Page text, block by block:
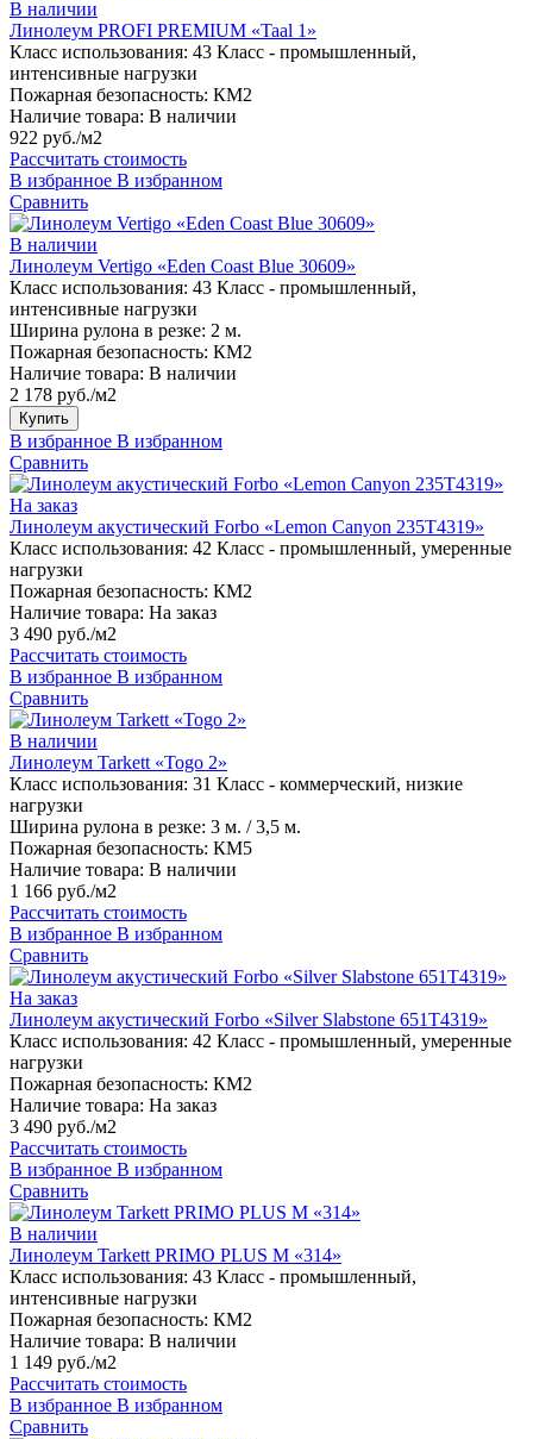
В наличии
Линолеум PROFI PREMIUM «Taal 1»
Класс использования: 43 Класс - промышленный,
интенсивные нагрузки
Пожарная безопасность: КМ2
Наличие товара: В наличии
922 руб./м2
Рассчитать стоимость
В избранное В избранном
Сравнить
В наличии
Линолеум Vertigo «Eden Coast Blue 30609»
Класс использования: 43 Класс - промышленный,
интенсивные нагрузки
Ширина рулона в резке: 2 м.
Пожарная безопасность: КМ2
Наличие товара: В наличии
2 178 руб./м2
Купить
В избранное В избранном
Сравнить
На заказ
Линолеум акустический Forbo «Lemon Canyon 235T4319»
Класс использования: 42 Класс - промышленный, умеренные
нагрузки
Пожарная безопасность: КМ2
Наличие товара: На заказ
3 490 руб./м2
Рассчитать стоимость
В избранное В избранном
Сравнить
В наличии
Линолеум Tarkett «Togo 2»
Класс использования: 31 Класс - коммерческий, низкие
нагрузки
Ширина рулона в резке: 3 м. / 3,5 м.
Пожарная безопасность: КМ5
Наличие товара: В наличии
1 166 руб./м2
Рассчитать стоимость
В избранное В избранном
Сравнить
На заказ
Линолеум акустический Forbo «Silver Slabstone 651T4319»
Класс использования: 42 Класс - промышленный, умеренные
нагрузки
Пожарная безопасность: КМ2
Наличие товара: На заказ
3 490 руб./м2
Рассчитать стоимость
В избранное В избранном
Сравнить
В наличии
Линолеум Tarkett PRIMO PLUS M «314»
Класс использования: 43 Класс - промышленный,
интенсивные нагрузки
Пожарная безопасность: КМ2
Наличие товара: В наличии
1 149 руб./м2
Рассчитать стоимость
В избранное В избранном
Сравнить